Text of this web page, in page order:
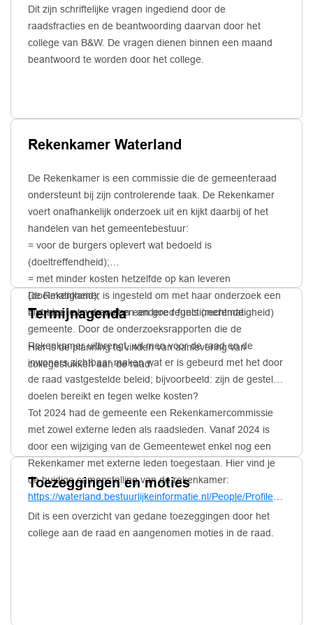
Dit zijn schriftelijke vragen ingediend door de
raadsfracties en de beantwoording daarvan door het
college van B&W. De vragen dienen binnen een maand
beantwoord te worden door het college.
Rekenkamer Waterland
De Rekenkamer is een commissie die de gemeenteraad
ondersteunt bij zijn controlerende taak. De Rekenkamer
voert onafhankelijk onderzoek uit en kijkt daarbij of het
handelen van het gemeentebestuur:
= voor de burgers oplevert wat bedoeld is
(doeltreffendheid);
= met minder kosten hetzelfde op kan leveren
(doelmatigheid);
= voldoet aan de wet en andere regels (rechtmatigheid)
De Rekenkamer is ingesteld om met haar onderzoek een
bijdrage te leveren aan een goed functionerende
gemeente. Door de onderzoeksrapporten die de
Rekenkamer uitbrengt, wil men voor de raad en de
inwoners zichtbaar maken wat er is gebeurd met het door
de raad vastgestelde beleid; bijvoorbeeld: zijn de gestelde
doelen bereikt en tegen welke kosten?
Tot 2024 had de gemeente een Rekenkamercommissie
met zowel externe leden als raadsleden. Vanaf 2024 is
door een wijziging van de Gemeentewet enkel nog een
Rekenkamer met externe leden toegestaan. Hier vind je
de huidige samenstelling van de rekenkamer:
https://waterland.bestuurlijkeinformatie.nl/People/Profiles/
4e49-4560-9c2f-0a61035fb946
Termijnagenda
Hier is de planning te vinden van aanlevering van
collegestukken aan de raad.
Toezeggingen en moties
Dit is een overzicht van gedane toezeggingen door het
college aan de raad en aangenomen moties in de raad.